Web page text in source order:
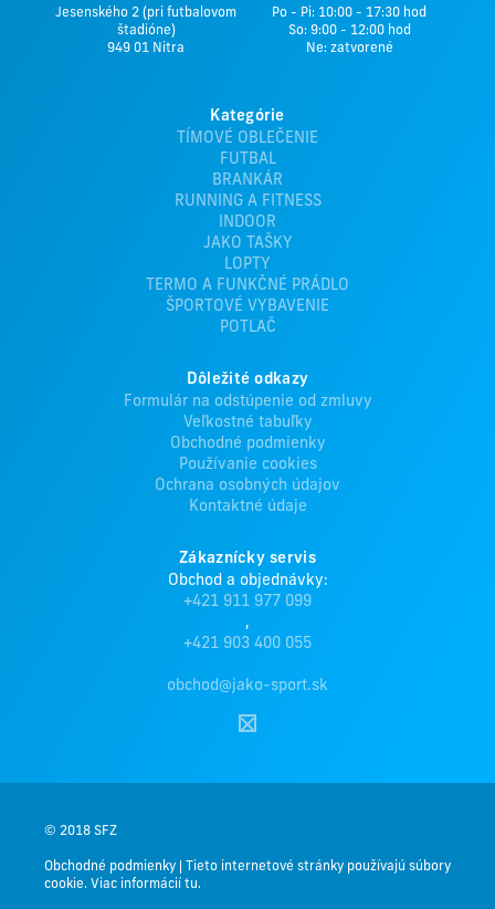
Jesenského 2 (pri futbalovom
štadióne)
949 01 Nitra
Po - Pi: 10:00 - 17:30 hod
So: 9:00 - 12:00 hod
Ne: zatvorené
Kategórie
TÍMOVÉ OBLEČENIE
FUTBAL
BRANKÁR
RUNNING A FITNESS
INDOOR
JAKO TAŠKY
LOPTY
TERMO A FUNKČNÉ PRÁDLO
ŠPORTOVÉ VYBAVENIE
POTLAČ
Dôležité odkazy
Formulár na odstúpenie od zmluvy
Veľkostné tabuľky
Obchodné podmienky
Používanie cookies
Ochrana osobných údajov
Kontaktné údaje
Zákaznícky servis
Obchod a objednávky:
+421 911 977 099
,
+421 903 400 055
obchod@jako-sport.sk
© 2018 SFZ
Obchodné podmienky
Tieto internetové stránky používajú súbory
cookie. Viac informácií tu.